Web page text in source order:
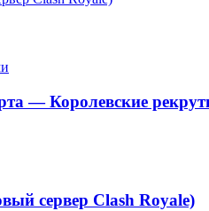
— Королевские
сервер Clash Royale)